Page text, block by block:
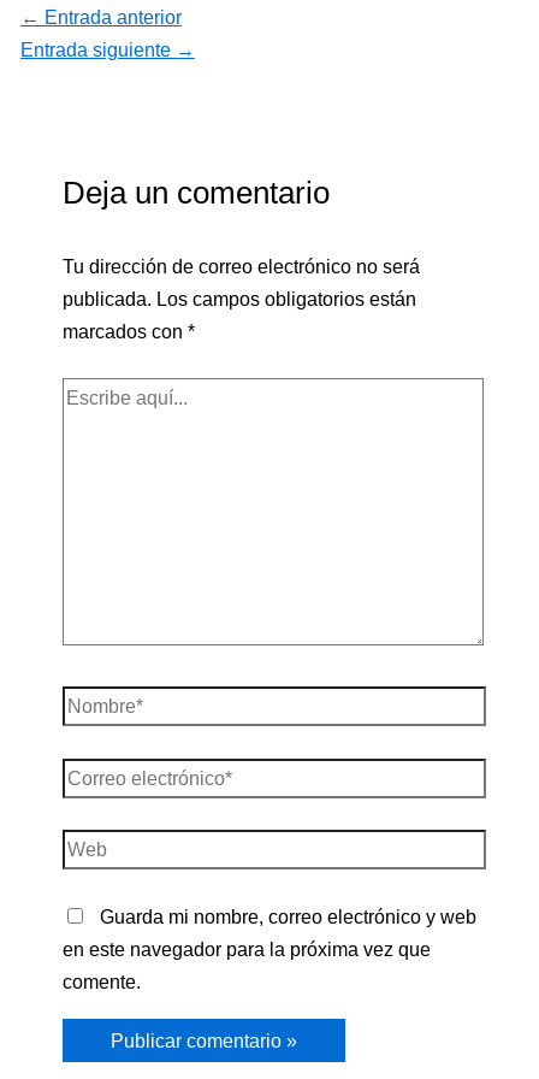
← Entrada anterior
Entrada siguiente →
Deja un comentario
Tu dirección de correo electrónico no será
publicada. Los campos obligatorios están
marcados con *
Escribe
Nombre*
Correo
electrónico*
Web
Guarda mi nombre, correo electrónico y web
en este navegador para la próxima vez que
comente.